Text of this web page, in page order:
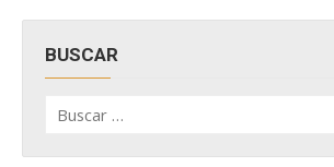
BUSCAR
por: